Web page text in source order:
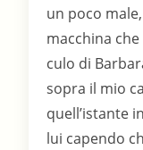
un poco
macchina
culo di
sopra il mio
quell’istante
lui capendo